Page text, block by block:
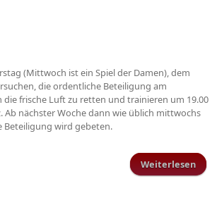
(Mittwoch ist ein Spiel der Damen), dem
die ordentliche Beteiligung am
die frische Luft zu retten und trainieren um 19.00
Ab nächster Woche dann wie üblich mittwochs
Beteiligung wird gebeten.
Weiterlesen